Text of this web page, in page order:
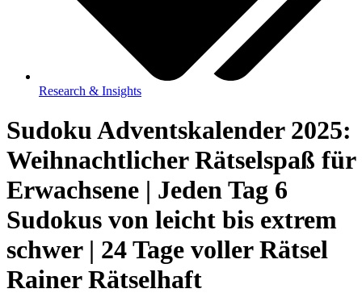
Research & Insights
Sudoku Adventskalender 2025:
Weihnachtlicher Rätselspaß für
Erwachsene | Jeden Tag 6
Sudokus von leicht bis extrem
schwer | 24 Tage voller Rätsel
Rainer Rätselhaft